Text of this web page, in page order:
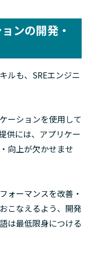
ンの開発・
ルも、SREエンジニ
ーションを使用して
供には、アプリケー
向上が欠かせませ
ォーマンスを改善・
こなえるよう、開発
は最低限身につける